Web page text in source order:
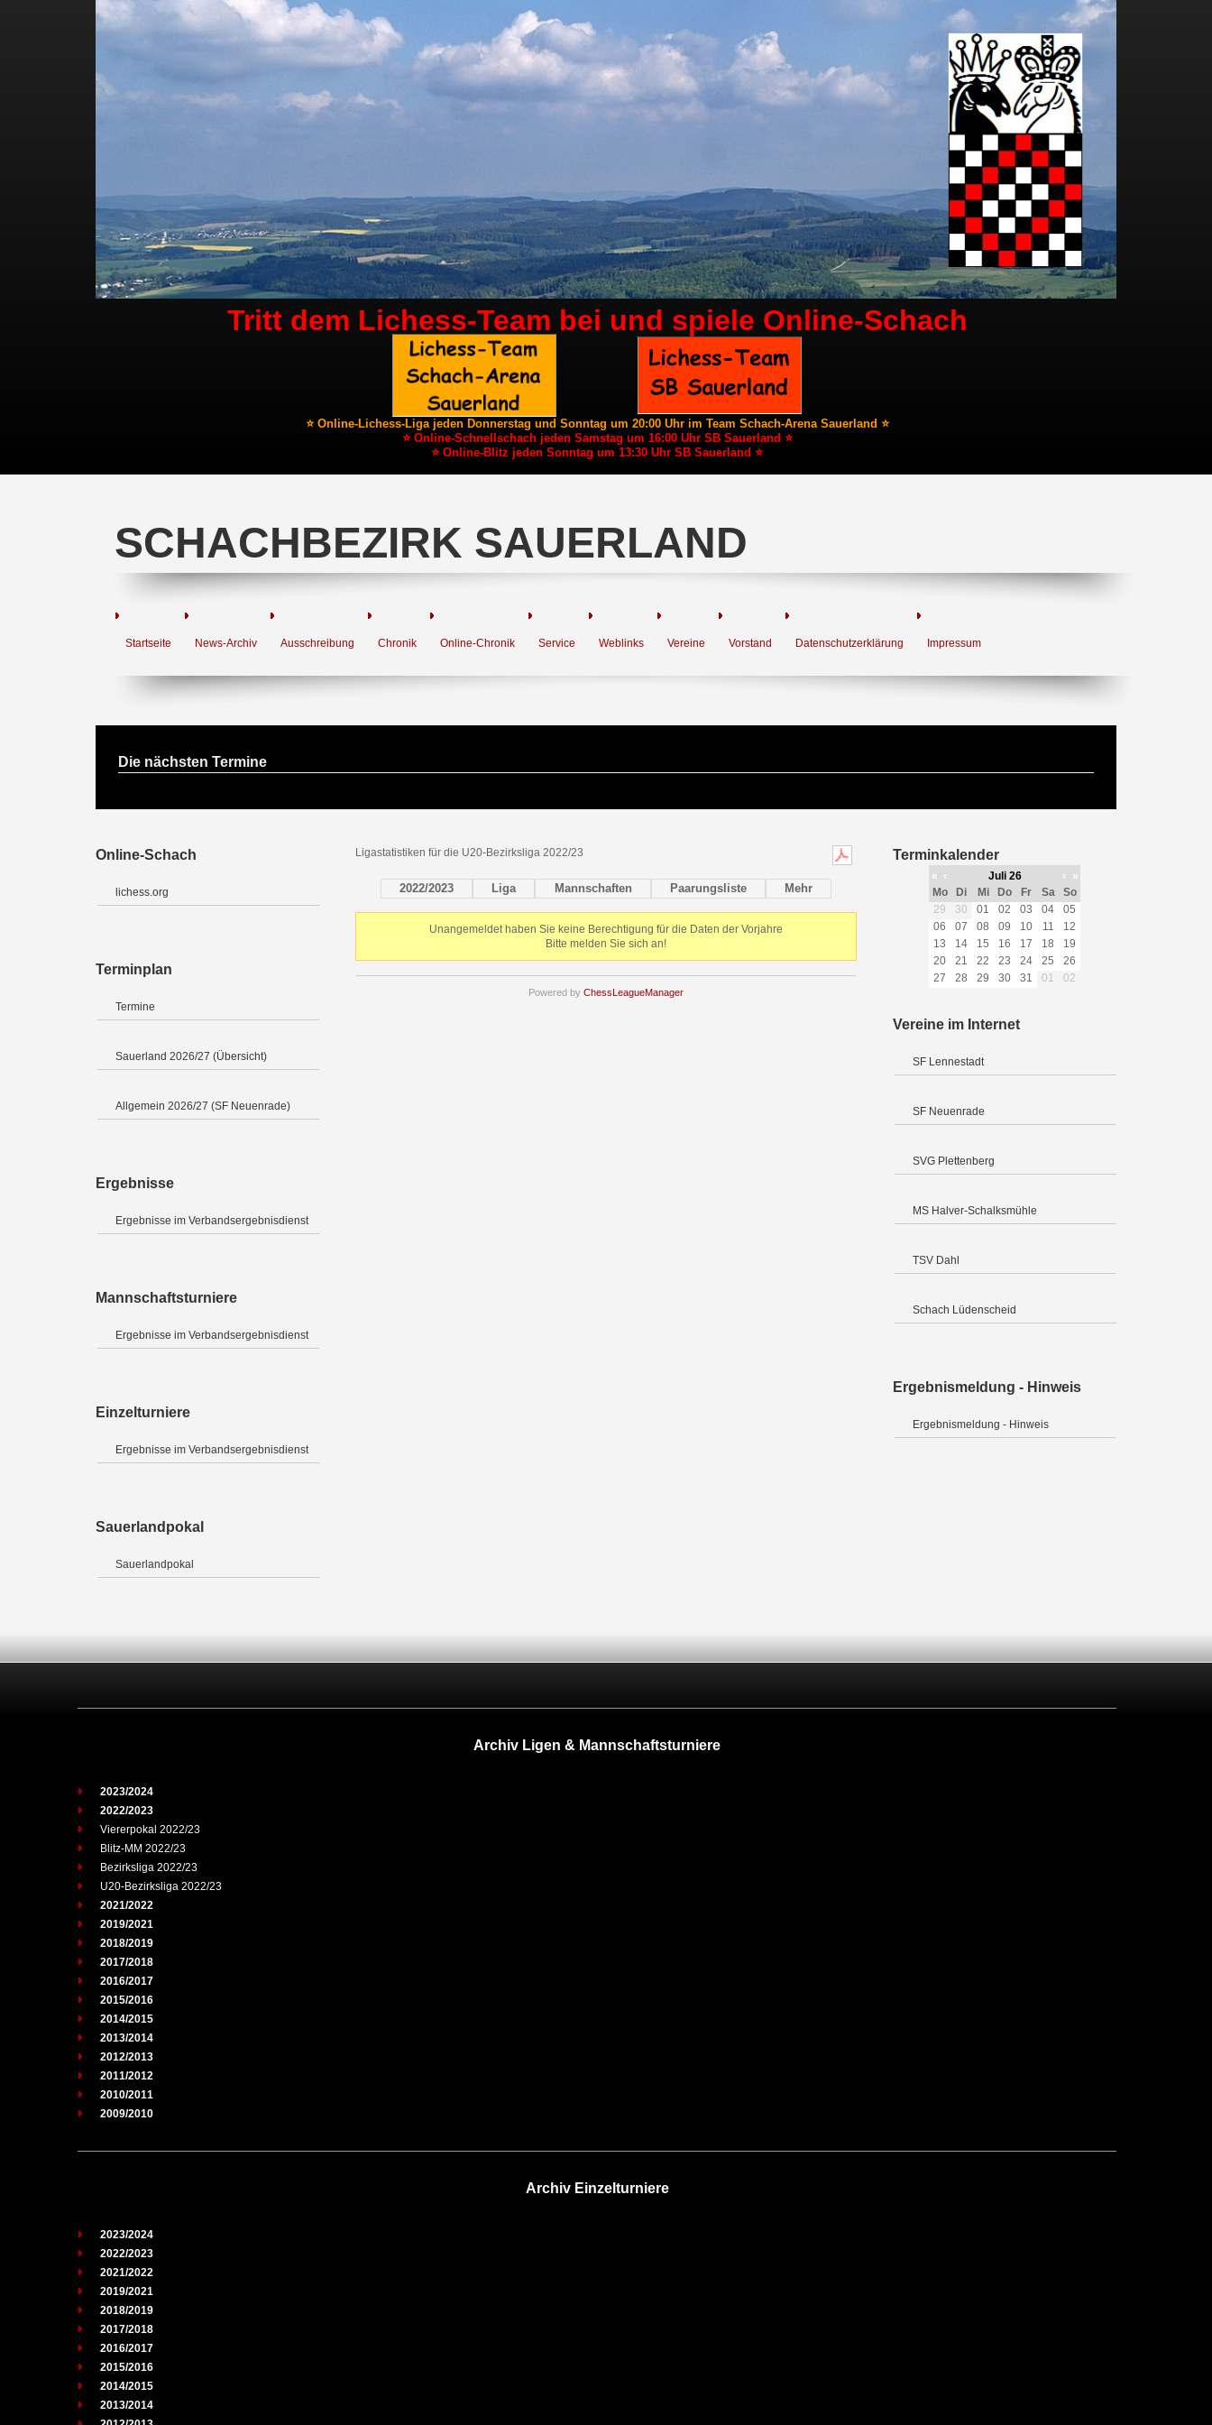
Tritt dem Lichess-Team bei und spiele Online-Schach
⭐ Online-Lichess-Liga jeden Donnerstag und Sonntag um 20:00 Uhr im Team Schach-Arena Sauerland ⭐
⭐ Online-Schnellschach jeden Samstag um 16:00 Uhr SB Sauerland ⭐
⭐ Online-Blitz jeden Sonntag um 13:30 Uhr SB Sauerland ⭐
SCHACHBEZIRK SAUERLAND
Startseite News-Archiv Ausschreibung Chronik Online-Chronik Service Weblinks Vereine Vorstand Datenschutzerklärung Impressum
Die nächsten Termine
Online-Schach
lichess.org
Terminplan
Termine
Sauerland 2026/27 (Übersicht)
Allgemein 2026/27 (SF Neuenrade)
Ergebnisse
Ergebnisse im Verbandsergebnisdienst
Mannschaftsturniere
Ergebnisse im Verbandsergebnisdienst
Einzelturniere
Ergebnisse im Verbandsergebnisdienst
Sauerlandpokal
Sauerlandpokal
Ligastatistiken für die U20-Bezirksliga 2022/23
2022/2023 Liga Mannschaften Paarungsliste Mehr
Unangemeldet haben Sie keine Berechtigung für die Daten der Vorjahre
Bitte melden Sie sich an!
Powered by ChessLeagueManager
Terminkalender
« ‹ Juli 26 ›
»
Mo
Di Mi Do Fr Sa
So
29
30 01 02 03 04
05
06
07 08 09 10 11
12
13
14 15 16 17 18
19
20
21 22 23 24 25
26
27
28 29 30 31 01 02
Vereine im Internet
SF Lennestadt
SF Neuenrade
SVG Plettenberg
MS Halver-Schalksmühle
TSV Dahl
Schach Lüdenscheid
Ergebnismeldung - Hinweis
Ergebnismeldung - Hinweis
Archiv Ligen & Mannschaftsturniere
2023/2024
2022/2023
Viererpokal 2022/23
Blitz-MM 2022/23
Bezirksliga 2022/23
U20-Bezirksliga 2022/23
2021/2022
2019/2021
2018/2019
2017/2018
2016/2017
2015/2016
2014/2015
2013/2014
2012/2013
2011/2012
2010/2011
2009/2010
Archiv Einzelturniere
2023/2024
2022/2023
2021/2022
2019/2021
2018/2019
2017/2018
2016/2017
2015/2016
2014/2015
2013/2014